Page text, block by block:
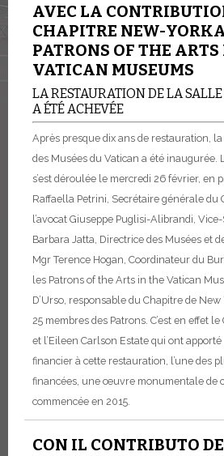
AVEC LA
CHAPITRE NEW-
PATRONS OF THE
VATICAN MUSEUMS
LA RESTAURATION DE LA
A ÉTÉ ACHEVÉE
Après presque dix ans de restauration,
des Musées du Vatican a été inaugurée.
s’est déroulée le mercredi 26 février, en
Raffaella Petrini, Secrétaire générale du
l’avocat Giuseppe Puglisi-Alibrandi,
Barbara Jatta, Directrice des Musées et
Mgr Terence Hogan, Coordinateur du
les Patrons of the Arts in the Vatican
D’Urso, responsable du Chapitre de
25 membres des Patrons. C’est en effet
et l’Eileen Carlson Estate qui ont
financier à cette restauration, l’une des
financées, une œuvre monumentale de
commencée en 2015.
CON IL CONTRIBUTO